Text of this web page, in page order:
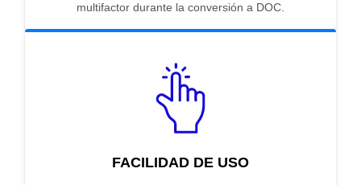
multifactor durante la conversión a DOC.
FACILIDAD DE USO